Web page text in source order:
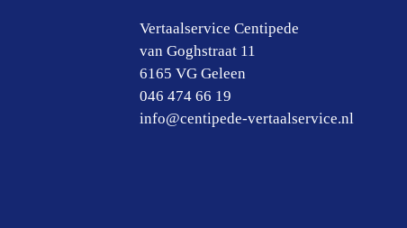
Vertaalservice Centipede
van Goghstraat 11
6165 VG Geleen
046 474 66 19
info@centipede-vertaalservice.nl